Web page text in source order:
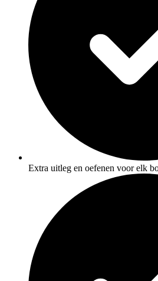
Extra uitleg en oefenen voor elk